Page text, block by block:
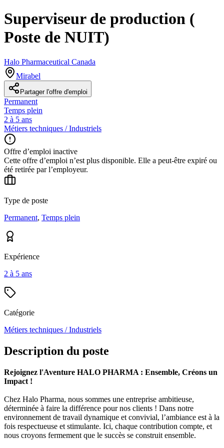
Superviseur de production (
Poste de NUIT)
Halo Pharmaceutical Canada
Mirabel
Partager l'offre d'emploi
Permanent
Temps plein
2 à 5 ans
Métiers techniques / Industriels
Offre d’emploi inactive
Cette offre d’emploi n’est plus disponible. Elle a peut-être expiré ou
été retirée par l’employeur.
Type de poste
Permanent, Temps plein
Expérience
2 à 5 ans
Catégorie
Métiers techniques / Industriels
Description du poste
Rejoignez l'Aventure HALO PHARMA : Ensemble, Créons un
Impact !
Chez Halo Pharma, nous sommes une entreprise ambitieuse,
déterminée à faire la différence pour nos clients ! Dans notre
environnement de travail dynamique et convivial, l’ambiance est à la
fois respectueuse et stimulante. Ici, chaque contribution compte, et
nous croyons fermement que le succès se construit ensemble.